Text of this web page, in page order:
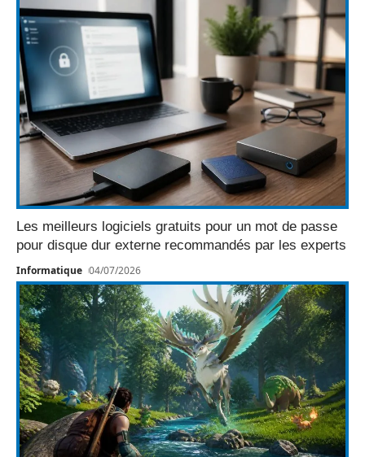
Les meilleurs logiciels gratuits pour un mot de passe
pour disque dur externe recommandés par les experts
Informatique 04/07/2026